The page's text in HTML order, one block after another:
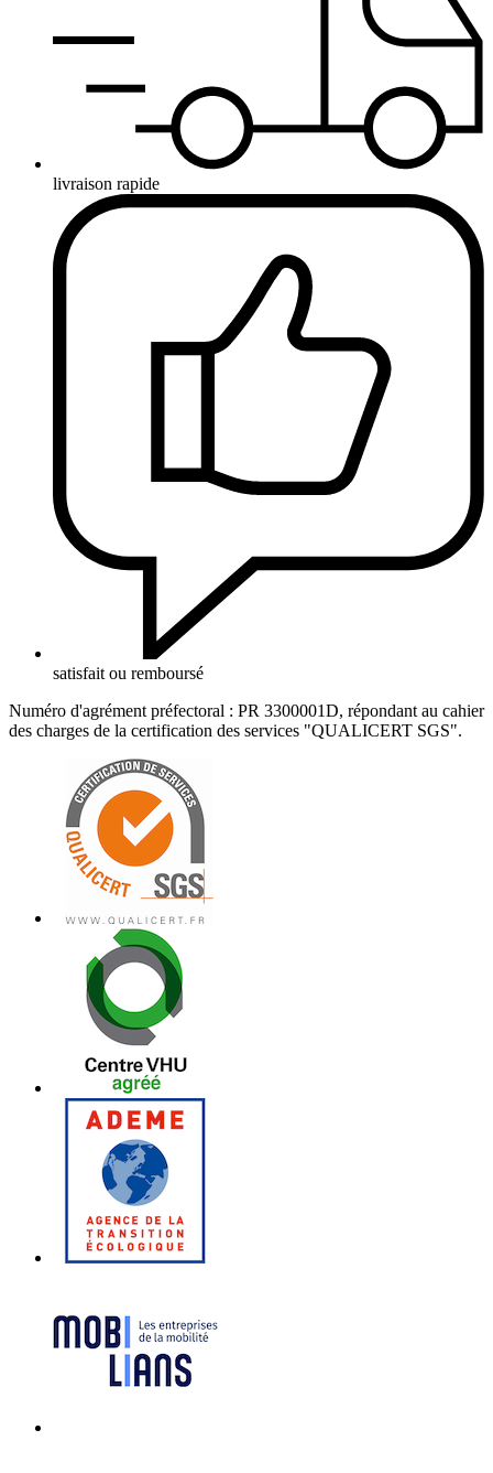
livraison rapide
satisfait ou remboursé
Numéro d'agrément préfectoral : PR 3300001D, répondant au cahier
des charges de la certification des services "QUALICERT SGS".